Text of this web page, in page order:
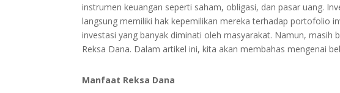
instrumen keuangan seperti saham, obligasi, dan pasar uang.
langsung memiliki hak kepemilikan mereka terhadap portofolio
investasi yang banyak diminati oleh masyarakat. Namun, masih
Reksa Dana. Dalam artikel ini, kita akan membahas mengenai
Manfaat Reksa Dana